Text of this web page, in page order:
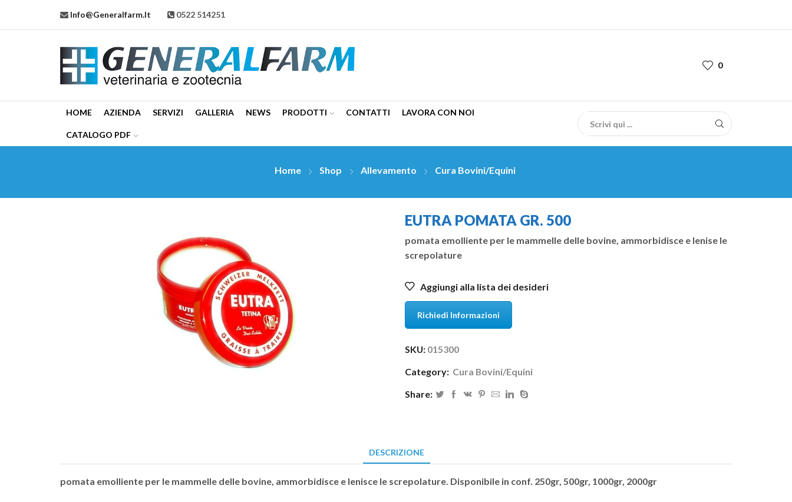
Info@generalfarm.it 0522 514251
0
HOME AZIENDA SERVIZI GALLERIA NEWS PRODOTTI CONTATTI LAVORA CON NOI
CATALOGO PDF
Home Shop Allevamento Cura Bovini/Equini
EUTRA POMATA GR. 500
pomata emolliente per le mammelle delle bovine, ammorbidisce e lenise le
screpolature
Aggiungi alla lista dei desideri
Richiedi Informazioni
SKU: 015300
Category: Cura Bovini/Equini
Share:
DESCRIZIONE
pomata emolliente per le mammelle delle bovine, ammorbidisce e lenisce le screpolature. Disponibile in conf. 250gr, 500gr, 1000gr, 2000gr